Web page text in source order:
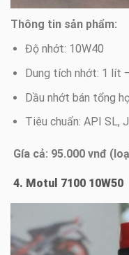
Thông tin sản phẩm:
Độ nhớt: 10W40
Dung tích nhớt: 1 lít
Dầu nhớt bán tổng
Tiêu chuẩn: API SL,
Gía cả: 95.000 vnđ
4. Motul 7100 10W50